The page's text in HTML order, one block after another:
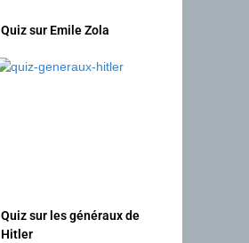
Quiz sur Emile Zola
Quiz sur les généraux de
Hitler